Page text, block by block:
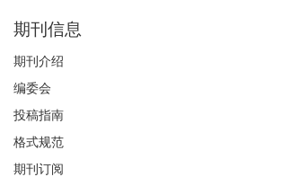
期刊信息
期刊介绍
编委会
投稿指南
格式规范
期刊订阅